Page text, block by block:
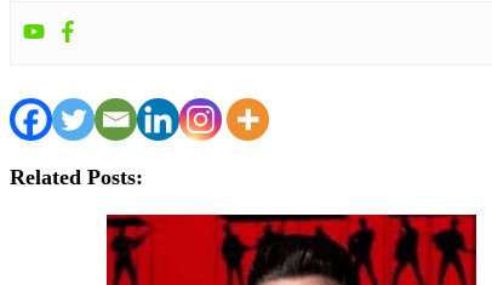
Related Posts: